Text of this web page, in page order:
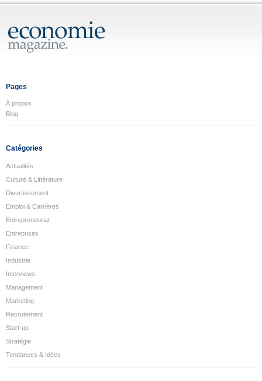
Pages
À propos
Blog
Catégories
Actualités
Culture & Littérature
Divertissement
Emploi & Carrières
Entrepreneuriat
Entreprises
Finance
Industrie
Interviews
Management
Marketing
Recrutement
Start-up
Stratégie
Tendances & Idées